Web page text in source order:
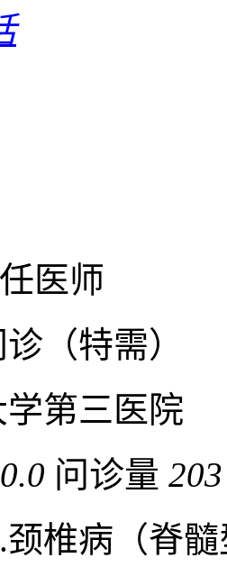
医师
（特需）
第三医院
问诊量 203
颈椎病（脊